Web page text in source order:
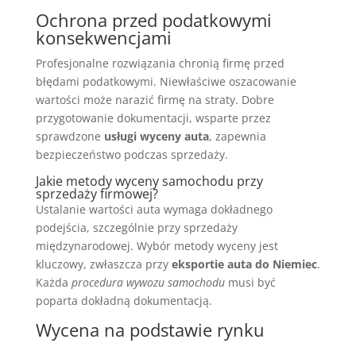
Ochrona przed podatkowymi
konsekwencjami
Profesjonalne rozwiązania chronią firmę przed
błędami podatkowymi. Niewłaściwe oszacowanie
wartości może narazić firmę na straty. Dobre
przygotowanie dokumentacji, wsparte przez
sprawdzone usługi wyceny auta, zapewnia
bezpieczeństwo podczas sprzedaży.
Jakie metody wyceny samochodu przy
sprzedaży firmowej?
Ustalanie wartości auta wymaga dokładnego
podejścia, szczególnie przy sprzedaży
międzynarodowej. Wybór metody wyceny jest
kluczowy, zwłaszcza przy eksportie auta do Niemiec.
Każda procedura wywozu samochodumusi być
poparta dokładną dokumentacją.
Wycena na podstawie rynku